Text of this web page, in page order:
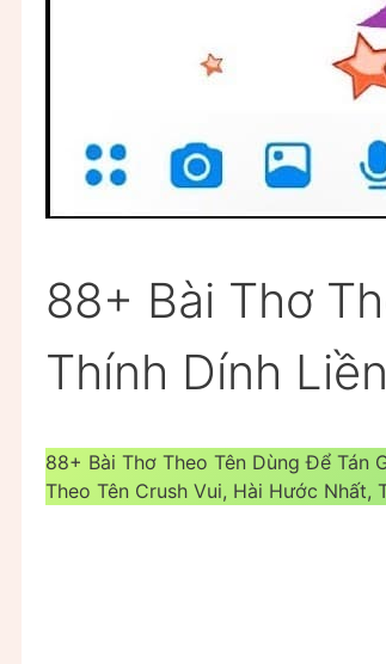
88+ Bài Thơ
Thính Dính Liền
88+ Bài Thơ Theo Tên Dùng Để Tán
Theo Tên Crush Vui, Hài Hước Nhất,